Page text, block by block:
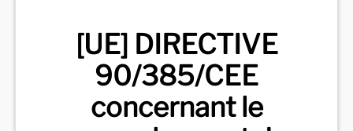
[UE] DIRECTIVE
90/385/CEE
concernant le